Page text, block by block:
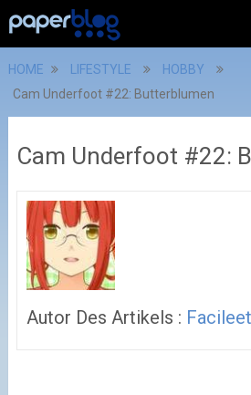
HOME LIFESTYLE
HOBBY
Cam Underfoot #22: Butterblumen
Cam Underfoot #22:
Autor Des Artikels :